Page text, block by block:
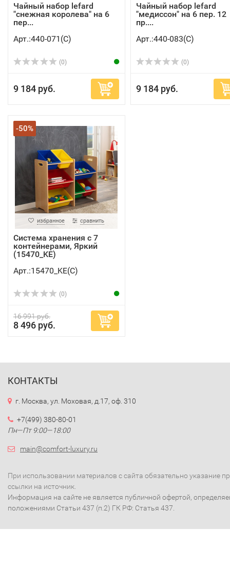
Чайный набор lefard
"снежная королева" на 6
пер...
Арт.:440-071(C)
(0)
9 184 руб.
Чайный набор lefard
"медиссон" на 6 пер. 12
пр....
Арт.:440-083(C)
(0)
9 184 руб.
-50%
избранное сравнить
Система хранения с 7
контейнерами, Яркий
(15470_KE)
Арт.:15470_KE(C)
(0)
16 991 руб.
8 496 руб.
КОНТАКТЫ
г. Москва, ул. Моховая, д.17, оф. 310
+7(499) 380-80-01
Пн—Пт 9:00—18:00
main@comfort-luxury.ru
При использовании материалов с сайта обязательно указание
ссылки на источник.
Информация на сайте не является публичной офертой,
положениями Статьи 437 (п.2) ГК РФ: Статья 437.